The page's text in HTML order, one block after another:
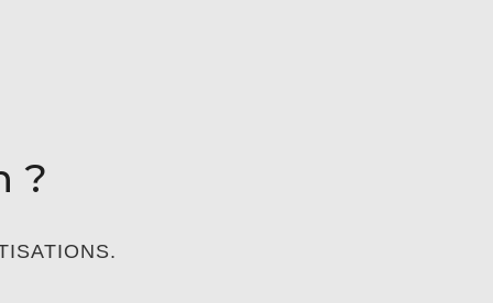
?